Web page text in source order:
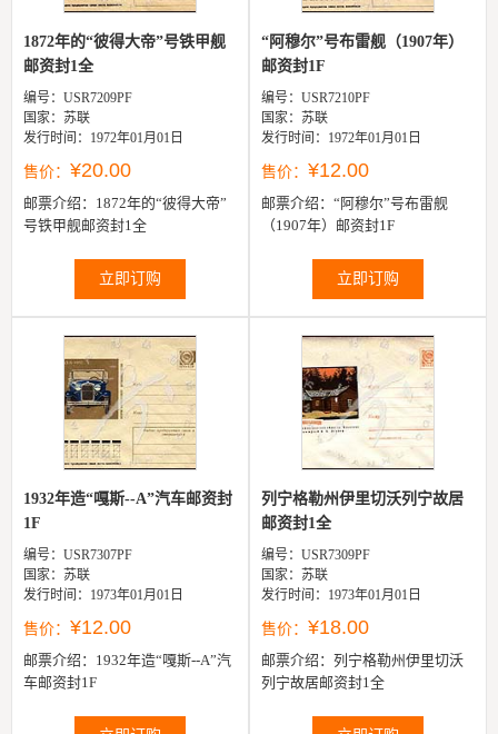
1872年的“彼得大帝”号铁甲舰
邮资封1全
编号：USR7209PF
国家：苏联
发行时间：1972年01月01日
售价： ¥20.00
邮票介绍： 1872年的“彼得大帝”
号铁甲舰邮资封1全
立即订购
“阿穆尔”号布雷舰（1907年）
邮资封1F
编号：USR7210PF
国家：苏联
发行时间：1972年01月01日
售价： ¥12.00
邮票介绍： “阿穆尔”号布雷舰
（1907年）邮资封1F
立即订购
1932年造“嘎斯--A”汽车邮资封
1F
编号：USR7307PF
国家：苏联
发行时间：1973年01月01日
售价： ¥12.00
邮票介绍： 1932年造“嘎斯--A”汽
车邮资封1F
列宁格勒州伊里切沃列宁故居
邮资封1全
编号：USR7309PF
国家：苏联
发行时间：1973年01月01日
售价： ¥18.00
邮票介绍： 列宁格勒州伊里切沃
列宁故居邮资封1全